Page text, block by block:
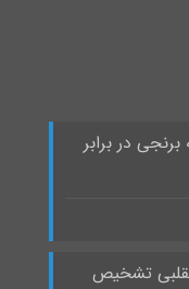
در برابر
تشخیص